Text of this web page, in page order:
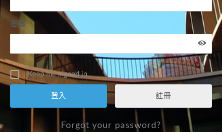
密碼
Keep me signed in
註冊
Forgot your password?